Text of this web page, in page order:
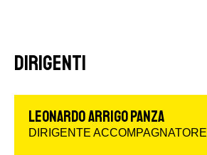
DIRIGENTI
LEONARDO ARRIGO PANZA
DIRIGENTE ACCOMPAGNATORE